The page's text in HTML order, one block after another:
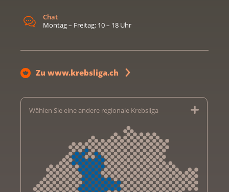
Chat
Montag – Freitag: 10 – 18 Uhr
Zu www.krebsliga.ch
Wählen Sie eine andere regionale Krebsliga